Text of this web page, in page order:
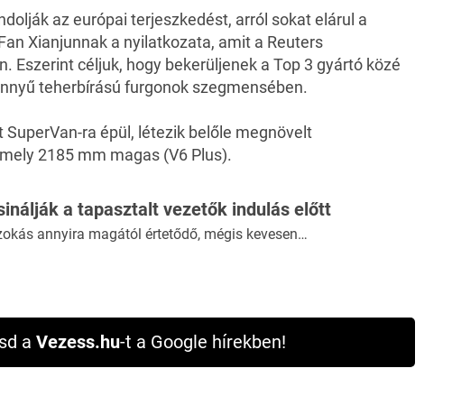
az európai terjeszkedést, arról sokat elárul a
Xianjunnak a nyilatkozata, amit a Reuters
Eszerint céljuk, hogy bekerüljenek a Top 3 gyártó közé
teherbírású furgonok szegmensében.
ra épül, létezik belőle megnövelt
2185 mm magas (V6 Plus).
a tapasztalt vezetők indulás előtt
annyira magától értetődő, mégis kevesen…
a Vezess.hu-t a Google hírekben!